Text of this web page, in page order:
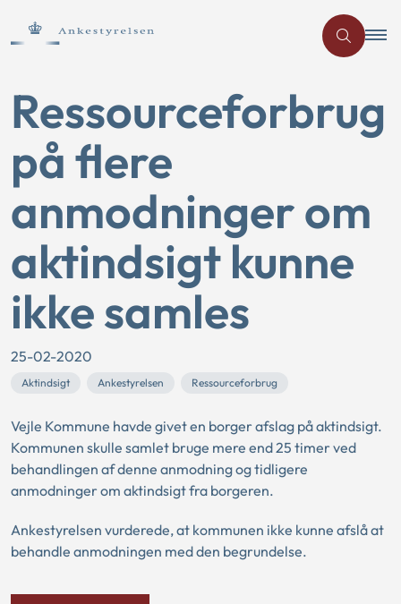
Ressourceforbrug
på flere
anmodninger om
aktindsigt kunne
ikke samles
25-02-2020
Aktindsigt Ankestyrelsen Ressourceforbrug
Vejle Kommune havde givet en borger afslag på aktindsigt.
Kommunen skulle samlet bruge mere end 25 timer ved
behandlingen af denne anmodning og tidligere
anmodninger om aktindsigt fra borgeren.
Ankestyrelsen vurderede, at kommunen ikke kunne afslå at
behandle anmodningen med den begrundelse.